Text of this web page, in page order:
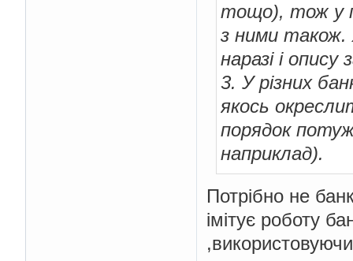
//
}
(
            message
=
//если
} else
{
return
}
//сообщение
JOptionPane
JOptionPane.
        jtxtMoney
.
        jtxtMoney
return
false;
}
//проверка
private
boolean
тощо), тож у
з ними також.
наразі і
3. У різних
якось
порядок
наприклад).
Потрібно не
імітує роботу